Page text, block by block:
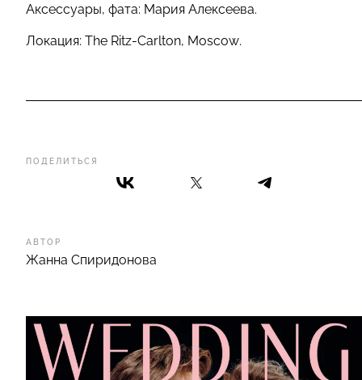
ПОДЕЛИТЬСЯ
АВТОР
Жанна Спиридонова
Аксессуары, фата: Мария Алексеева.
Локация: The Ritz-Carlton, Moscow.